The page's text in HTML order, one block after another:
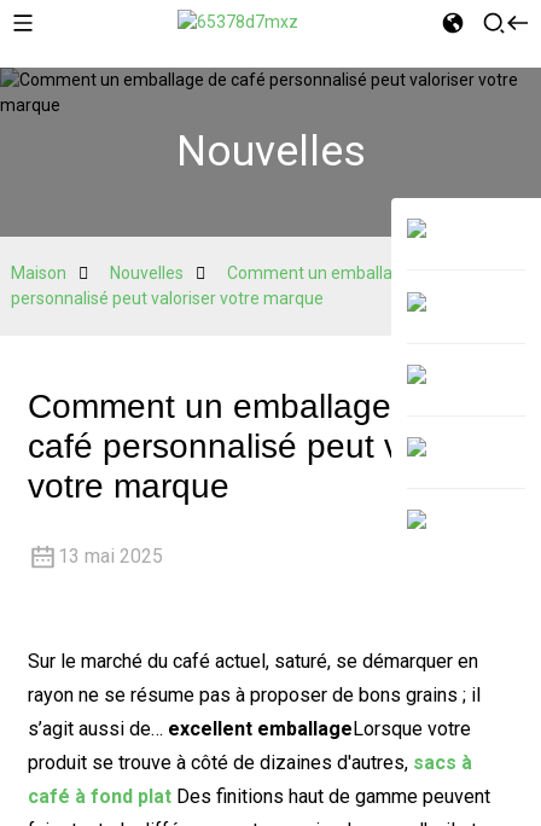
Nouvelles
Maison Nouvelles
Comment un emballage de café
personnalisé peut valoriser votre marque
Comment un emballage de
café personnalisé peut valoriser
votre marque
13 mai 2025
Sur le marché du café actuel, saturé, se démarquer en
rayon ne se résume pas à proposer de bons grains ; il
s’agit aussi de… excellent emballageLorsque votre
produit se trouve à côté de dizaines d'autres, sacs à
café à fond platDes finitions haut de gamme peuvent